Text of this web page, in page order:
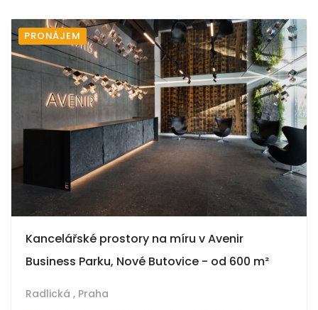
PRONÁJEM
Kancelářské prostory na míru v Avenir
Business Parku, Nové Butovice - od 600 m²
Radlická , Praha